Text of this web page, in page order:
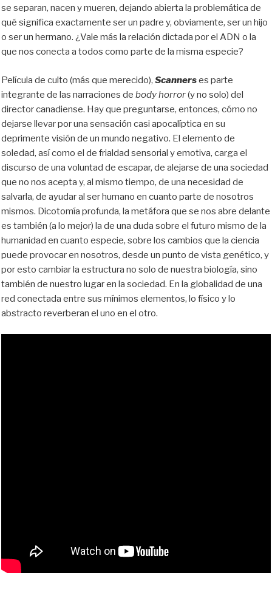
se separan, nacen y mueren, dejando abierta la problemática de
qué significa exactamente ser un padre y, obviamente, ser un hijo
o ser un hermano. ¿Vale más la relación dictada por el ADN o la
que nos conecta a todos como parte de la misma especie?
Película de culto (más que merecido), Scannerses parte
integrante de las narraciones de body horror(y no solo) del
director canadiense. Hay que preguntarse, entonces, cómo no
dejarse llevar por una sensación casi apocalíptica en su
deprimente visión de un mundo negativo. El elemento de
soledad, así como el de frialdad sensorial y emotiva, carga el
discurso de una voluntad de escapar, de alejarse de una sociedad
que no nos acepta y, al mismo tiempo, de una necesidad de
salvarla, de ayudar al ser humano en cuanto parte de nosotros
mismos. Dicotomía profunda, la metáfora que se nos abre delante
es también (a lo mejor) la de una duda sobre el futuro mismo de la
humanidad en cuanto especie, sobre los cambios que la ciencia
puede provocar en nosotros, desde un punto de vista genético, y
por esto cambiar la estructura no solo de nuestra biología, sino
también de nuestro lugar en la sociedad. En la globalidad de una
red conectada entre sus mínimos elementos, lo físico y lo
abstracto reverberan el uno en el otro.